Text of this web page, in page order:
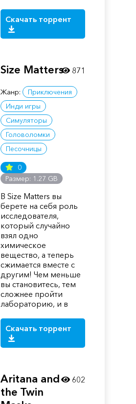
Скачать торрент
Size Matters
Жанр:
Приключения
Инди игры
Симуляторы
Головоломки
Песочницы
0
Размер: 1.27 GB
В Size Matters вы
берете на себя роль
исследователя,
который случайно
взял одно
химическое
вещество, а теперь
сжимается вместе с
другим! Чем меньше
вы становитесь, тем
сложнее пройти
лабораторию, и в
Скачать торрент
871
Aritana and
the Twin
602